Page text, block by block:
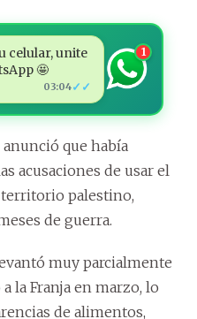
celular, unite
🤩
03:04✓✓
1
que había
acusaciones de usar el
palestino,
de guerra.
muy parcialmente
la Franja en marzo, lo
de alimentos,